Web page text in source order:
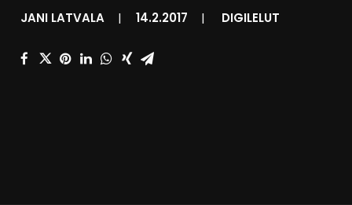
JANI LATVALA | 14.2.2017 | DIGILELUT